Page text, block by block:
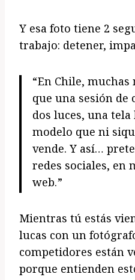
Y esa foto tiene 2
trabajo: detener,
“En Chile,
que una sesión de
dos luces, una
modelo que ni
vende. Y así…
redes sociales, en
web.”
Mientras tú estás
lucas con un
competidores están
porque entienden